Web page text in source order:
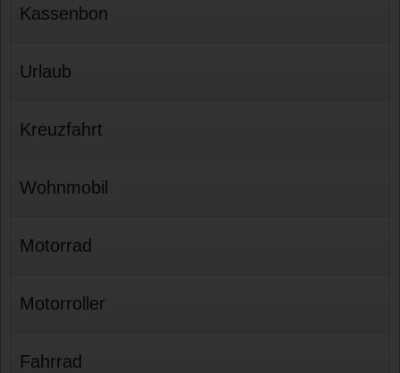
Kassenbon
Urlaub
Kreuzfahrt
Wohnmobil
Motorrad
Motorroller
Fahrrad